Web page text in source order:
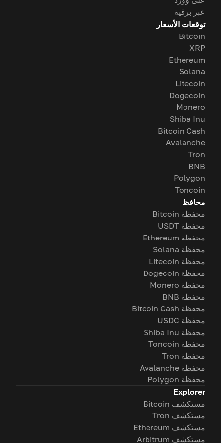
عبر برقية
توقعات الأسعار
Bitcoin
XRP
Ethereum
Solana
Litecoin
Dogecoin
Monero
Shiba Inu
Bitcoin Cash
Avalanche
Tron
BNB
Polygon
Toncoin
محافظ
محفظة Bitcoin
محفظة USDT
محفظة Ethereum
محفظة Solana
محفظة Litecoin
محفظة Dogecoin
محفظة Monero
محفظة BNB
محفظة Bitcoin Cash
محفظة USDC
محفظة Shiba Inu
محفظة Toncoin
محفظة Tron
محفظة Avalanche
محفظة Polygon
Explorer
مستكشف Bitcoin
مستكشف Tron
مستكشف Ethereum
مستكشف Arbitrum